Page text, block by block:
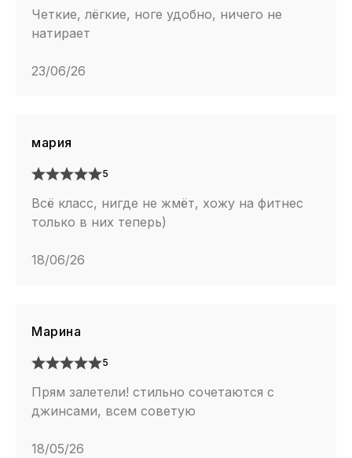
Четкие, лёгкие, ноге удобно, ничего не
натирает
23/06/26
мария
5
Всё класс, нигде не жмёт, хожу на фитнес
только в них теперь)
18/06/26
Марина
5
Прям залетели! стильно сочетаются с
джинсами, всем советую
18/05/26